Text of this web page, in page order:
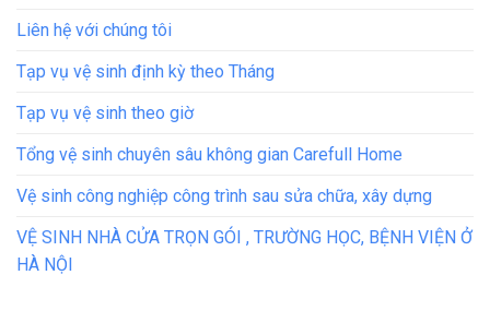
Liên hệ với chúng tôi
Tạp vụ vệ sinh định kỳ theo Tháng
Tạp vụ vệ sinh theo giờ
Tổng vệ sinh chuyên sâu không gian Carefull Home
Vệ sinh công nghiệp công trình sau sửa chữa, xây dựng
VỆ SINH NHÀ CỬA TRỌN GÓI , TRƯỜNG HỌC, BỆNH VIỆN Ở
HÀ NỘI